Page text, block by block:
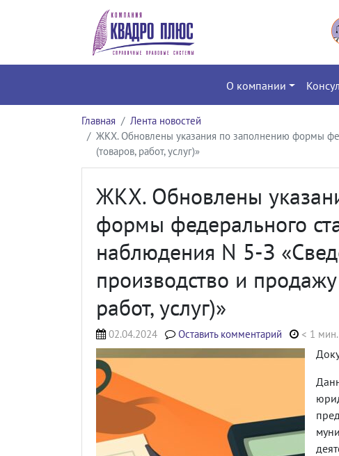
О компании
Главная
Лента новостей
ЖКХ. Обновлены указания по заполнению формы
(товаров, работ, услуг)»
ЖКХ. Обновлены
формы федерального
наблюдения N 5-З
производство и
работ, услуг)»
02.04.2024 Оставить комментарий < 1 мин.